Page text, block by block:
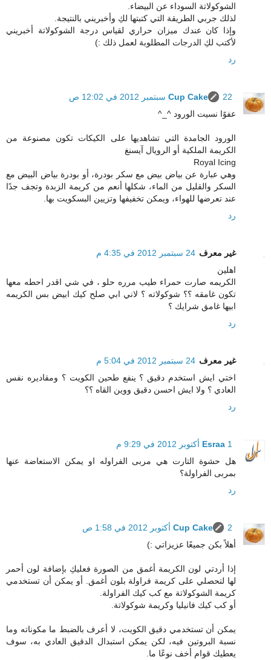
الشوكولاتة السوداء عن البيضاء.
لذلك جربي الطريقة التي كتبتها لكِ وأخبريني بالنتيجة.
وإذا كان عندك ميزان حراري لقياس درجة الشوكولاتة أخبريني
لأكتب لكِ الدرجات المطلوبة لعمل ذلك :)
رد
Cup Cake
22 سبتمبر 2012 في 12:02 ص
عفوًا نسيت الورود ^_^
الورود الجامدة التي تشاهديها على الكيكات تكون مصنوعة من
الكريمة الملكية أو الرويال آيسنغ
Royal Icing
وهي عبارة عن بياض بيض مع سكر بودرة، أو بودرة بياض البيض مع
السكر والقليل من الماء، شكلها أنعم من كريمة الزبدة وتجف جدًا
عند تعرضها للهواء، ويمكن تخفيفها وتزيين البسكويت بها.
رد
غير معرف 24 سبتمبر 2012 في 4:35 م
اهلين
الكريمه صارت حمراء طيب مرره حلو ، في شي اقدر احطه معها
تكون غامقه ؟؟ شوكولاته ؟ لاني ابي صلح كيك ابيض بس الكريمه
ابيها غامق شرايك ؟
رد
غير معرف 24 سبتمبر 2012 في 5:04 م
اختي ايش استخدم دقيق ؟ ينفع طحين الكويت ؟ ومقاديره نفس
العادي ؟ ولا ايش احسن دقيق ووين القاه ؟؟
رد
Esraa 1 أكتوبر 2012 في 9:29 م
هل حشوة التارت هي مربى الفراوله او يمكن الاستعاضة عنها
بمربى الفراولة؟
رد
Cup Cake
2 أكتوبر 2012 في 1:58 ص
أهلاً بكن جميعًا عزيزاتي :)
إذا أردتي لون الكريمة أغمق من الصورة فعليكِ بإضافة لون أحمر
لها لتحصلي على كريمة فراولة بلون أغمق. أو يمكن أن تستخدمي
كريمة الشوكولاتة مع كب كيك الفراولة.
أو كب كيك فانيليا وكريمة شوكولاتة.
يمكن أن تستخدمي دقيق الكويت، لا أعرف بالضبط ما مكوناته وما
نسبة البروتين فيه، لكن يمكن استبدال الدقيق العادي به، سوف
يعطيك قوام أخف نوعًا ما.